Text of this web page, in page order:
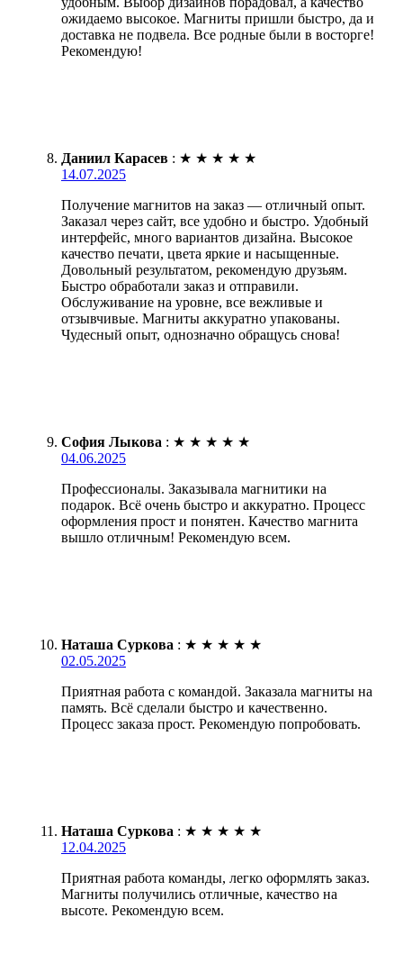
ожидаемо высокое. Магниты пришли быстро, да и
доставка не подвела. Все родные были в восторге!
Рекомендую!
Даниил Карасев : ★ ★ ★ ★ ★
14.07.2025
Получение магнитов на заказ — отличный опыт.
Заказал через сайт, все удобно и быстро. Удобный
интерфейс, много вариантов дизайна. Высокое
качество печати, цвета яркие и насыщенные.
Довольный результатом, рекомендую друзьям.
Быстро обработали заказ и отправили.
Обслуживание на уровне, все вежливые и
отзывчивые. Магниты аккуратно упакованы.
Чудесный опыт, однозначно обращусь снова!
София Лыкова : ★ ★ ★ ★ ★
04.06.2025
Профессионалы. Заказывала магнитики на
подарок. Всё очень быстро и аккуратно. Процесс
оформления прост и понятен. Качество магнита
вышло отличным! Рекомендую всем.
Наташа Суркова : ★ ★ ★ ★ ★
02.05.2025
Приятная работа с командой. Заказала магниты на
память. Всё сделали быстро и качественно.
Процесс заказа прост. Рекомендую попробовать.
Наташа Суркова : ★ ★ ★ ★ ★
12.04.2025
Приятная работа команды, легко оформлять заказ.
Магниты получились отличные, качество на
высоте. Рекомендую всем.